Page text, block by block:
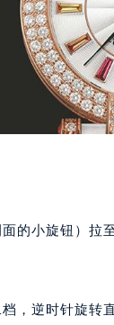
57号万科金融
路1号民盈国贸
139号恒隆广场
号圆融广场写
港街199号苏州
号万象城华润
润大厦B座22
桥路33号亨特
的小旋钮）拉
，逆时针旋转